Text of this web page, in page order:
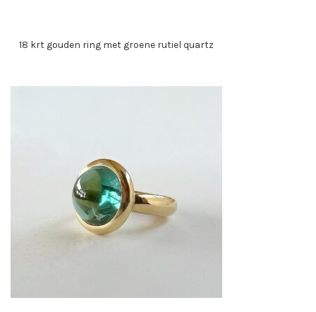
18 krt gouden ring met groene rutiel quartz